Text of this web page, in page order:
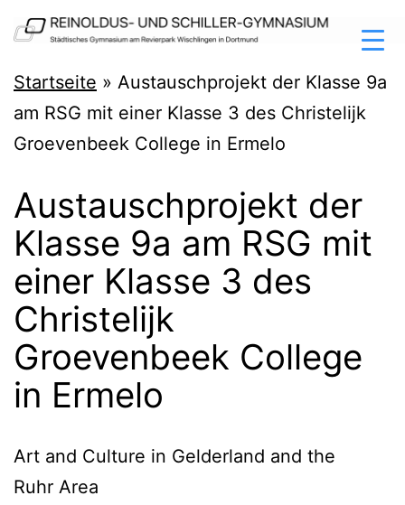
Zum
Inhalt
springen
Reinoldus-
und
Schiller-
Dortmund
Startseite » Austauschprojekt der Klasse 9a
am RSG mit einer Klasse 3 des Christelijk
Groevenbeek College in Ermelo
Austauschprojekt der
Klasse 9a am RSG mit
einer Klasse 3 des
Christelijk
Groevenbeek College
in Ermelo
Art and Cul­tu­re in Gel­der­land and the
Ruhr Area